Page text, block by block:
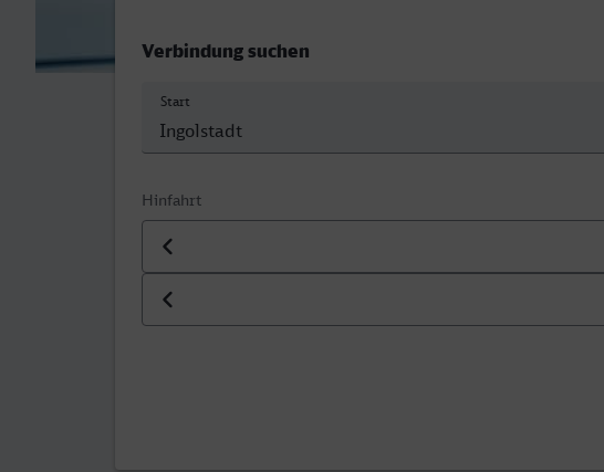
Verbindung suchen
Start
Hinfahrt
Datum der Hinfahrt
Uhrzeit der Hinfahrt